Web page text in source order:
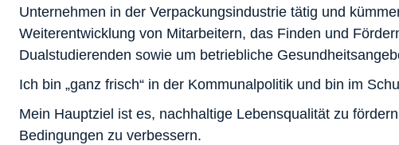
Unternehmen in der Verpackungsindustrie tätig und
Weiterentwicklung von Mitarbeitern, das Finden und
Dualstudierenden sowie um betriebliche
Ich bin „ganz frisch“ in der Kommunalpolitik und bin im
Mein Hauptziel ist es, nachhaltige Lebensqualität zu
Bedingungen zu verbessern.